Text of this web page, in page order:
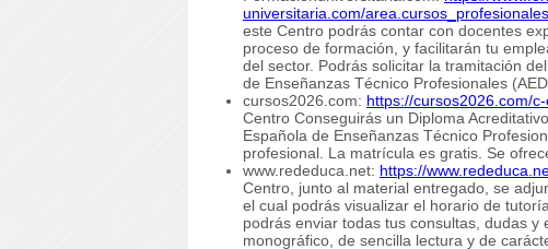
universitaria.com/
este Centro podrás contar con docentes
proceso de formación, y facilitarán tu
del sector. Podrás solicitar la tramitación
de Enseñanzas Técnico Profesionales
cursos2026.com: https://cursos2026.com/
Centro Conseguirás un Diploma
Española de Enseñanzas Técnico
profesional. La matrícula es gratis. Se
www.rededuca.net: https://
Centro, junto al material entregado, se
el cual podrás visualizar el horario de
podrás enviar todas tus consultas, dudas
monográfico, de sencilla lectura y de